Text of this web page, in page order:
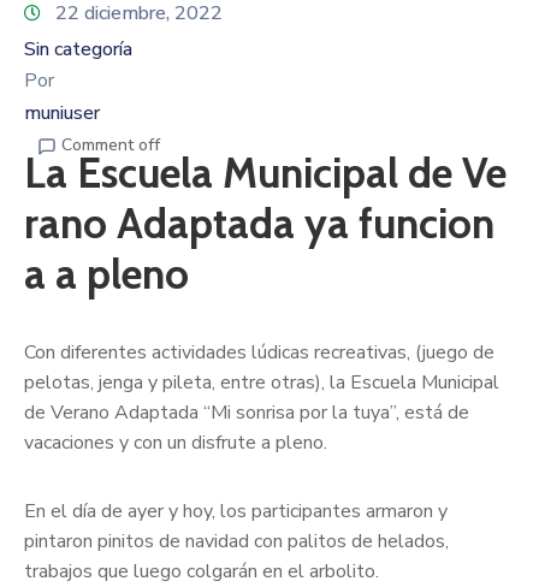
22 diciembre, 2022
Sin categoría
Por
muniuser
Comment off
La Escuela Municipal de Ve
rano Adaptada ya funcion
a a pleno
Con diferentes actividades lúdicas recreativas, (juego de
pelotas, jenga y pileta, entre otras), la Escuela Municipal
de Verano Adaptada “Mi sonrisa por la tuya”, está de
vacaciones y con un disfrute a pleno.
En el día de ayer y hoy, los participantes armaron y
pintaron pinitos de navidad con palitos de helados,
trabajos que luego colgarán en el arbolito.